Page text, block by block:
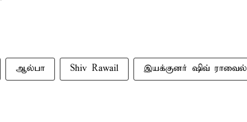
ஆல்பா Shiv Rawail இயக்குனர் ஷிவ் ராவைல்